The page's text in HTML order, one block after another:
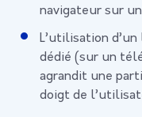
navigateur sur
L’utilisation d’un
dédié (sur un
agrandit une
doigt de